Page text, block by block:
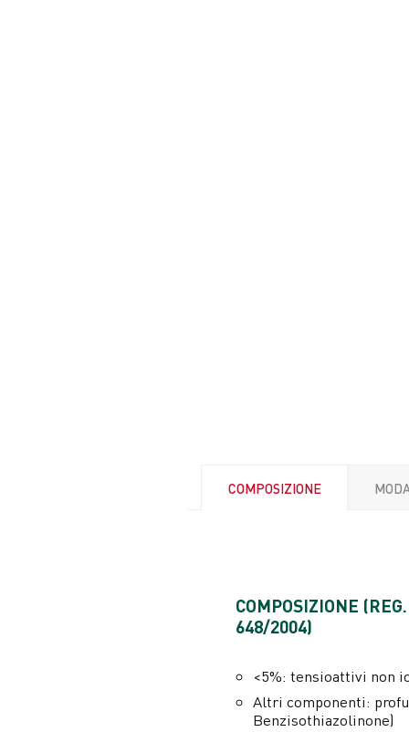
COMPOSIZIONE
COMPOSIZIONE
648/2004)
<5%: tensioattivi non
Altri componenti:
Benzisothiazolinone)